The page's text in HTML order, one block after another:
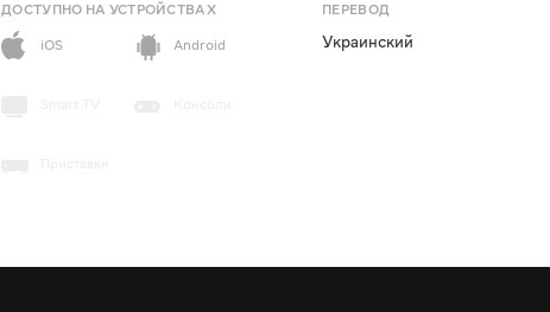
ДОСТУПНО НА УСТРОЙСТВАХ
iOS
Android
ПЕРЕВОД
Украинский